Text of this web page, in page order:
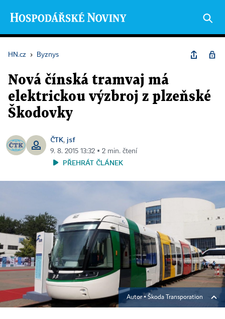
HN.cz › Byznys
Nová čínská tramvaj má
elektrickou výzbroj z plzeňské
Škodovky
ČTK, jsf
9. 8. 2015 13:32 ▪ 2 min. čtení
PŘEHRÁT ČLÁNEK
Autor ▪ Škoda Transporation